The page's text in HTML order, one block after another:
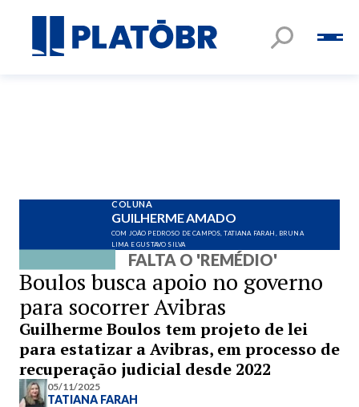
COLUNA
GUILHERME AMADO
COM JOÃO PEDROSO DE CAMPOS, TATIANA FARAH, BRUNA
LIMA E GUSTAVO SILVA
FALTA O 'REMÉDIO'
Boulos busca apoio no governo
para socorrer Avibras
Guilherme Boulos tem projeto de lei
para estatizar a Avibras, em processo de
recuperação judicial desde 2022
05/11/2025
TATIANA FARAH